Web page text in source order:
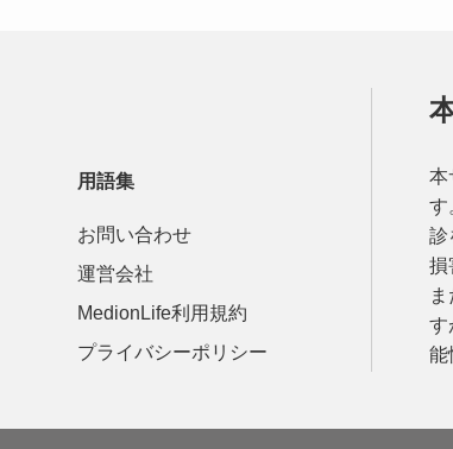
用語集
お問い合わせ
運営会社
MedionLife利用規約
プライバシーポリシー
本
す
診
損
す
能